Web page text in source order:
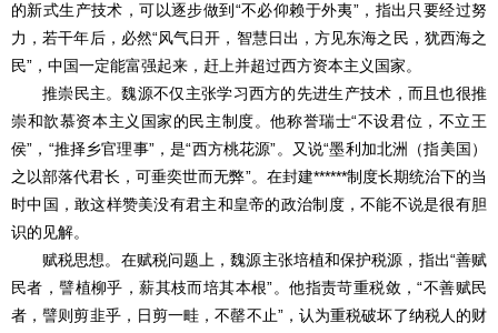
的新式生产技术，可以逐步做到“不必仰赖于外夷”，指出只要经过努
力，若干年后，必然“风气日开，智慧日出，方见东海之民，犹西海之
民”，中国一定能富强起来，赶上并超过西方资本主义国家。
推崇民主。魏源不仅主张学习西方的先进生产技术，而且也很推
崇和歆慕资本主义国家的民主制度。他称誉瑞士“不设君位，不立王
侯”，“推择乡官理事”，是“西方桃花源”。又说“墨利加北洲（指美国）
之以部落代君长，可垂奕世而无弊”。在封建******制度长期统治下的当
时中国，敢这样赞美没有君主和皇帝的政治制度，不能不说是很有胆
识的见解。
赋税思想。在赋税问题上，魏源主张培植和保护税源，指出“善赋
民者，譬植柳乎，薪其枝而培其本根”。他指责苛重税敛，“不善赋民
者，譬则剪韭乎，日剪一畦，不罄不止”，认为重税破坏了纳税人的财